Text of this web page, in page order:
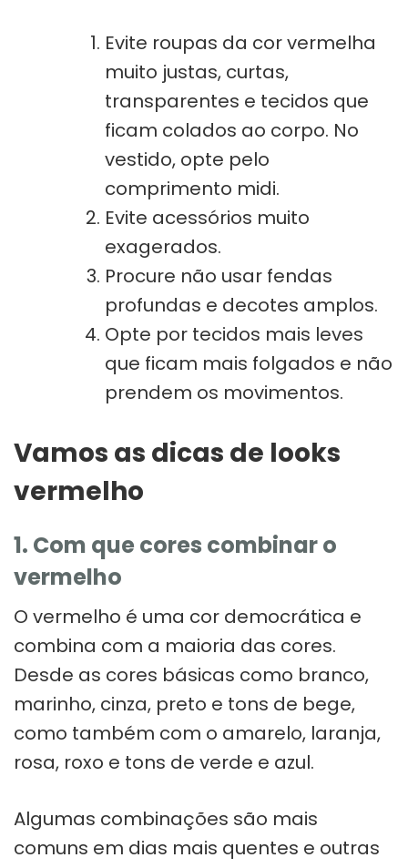
Evite roupas da cor vermelha
muito justas, curtas,
transparentes e tecidos que
ficam colados ao corpo. No
vestido, opte pelo
comprimento midi.
Evite acessórios muito
exagerados.
Procure não usar fendas
profundas e decotes amplos.
Opte por tecidos mais leves
que ficam mais folgados e não
prendem os movimentos.
Vamos as dicas de looks
vermelho
1. Com que cores combinar o
vermelho
O vermelho é uma cor democrática e
combina com a maioria das cores.
Desde as cores básicas como branco,
marinho, cinza, preto e tons de bege,
como também com o amarelo, laranja,
rosa, roxo e tons de verde e azul.
Algumas combinações são mais
comuns em dias mais quentes e outras